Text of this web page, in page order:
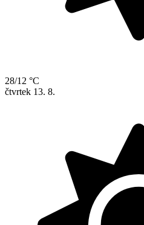
28/12 °C
čtvrtek 13. 8.